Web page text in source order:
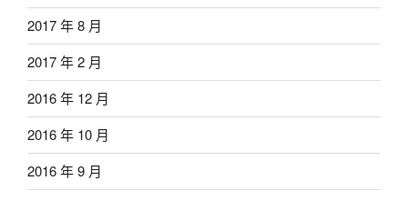
2017 年 8 月
2017 年 2 月
2016 年 12 月
2016 年 10 月
2016 年 9 月